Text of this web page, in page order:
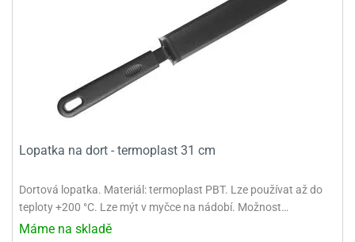
Lopatka na dort - termoplast 31 cm
Dortová lopatka. Materiál: termoplast PBT. Lze používat až do
teploty +200 °C. Lze mýt v myčce na nádobí. Možnost…
Máme na skladě